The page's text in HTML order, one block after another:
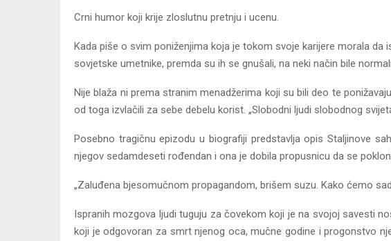
Crni humor koji krije zloslutnu pretnju i ucenu.
Kada piše o svim poniženjima koja je tokom svoje karijere morala
sovjetske umetnike, premda su ih se gnušali, na neki način bile
Nije blaža ni prema stranim menadžerima koji su bili deo te
od toga izvlačili za sebe debelu korist. „Slobodni ljudi slobodnog
Posebno tragičnu epizodu u biografiji predstavlja opis Staljinove
njegov sedamdeseti rođendan i ona je dobila propusnicu da se
„Zaluđena bjesomučnom propagandom, brišem suzu. Kako ćemo
Ispranih mozgova ljudi tuguju za čovekom koji je na svojoj savesti
koji je odgovoran za smrt njenog oca, mučne godine i progonstvo